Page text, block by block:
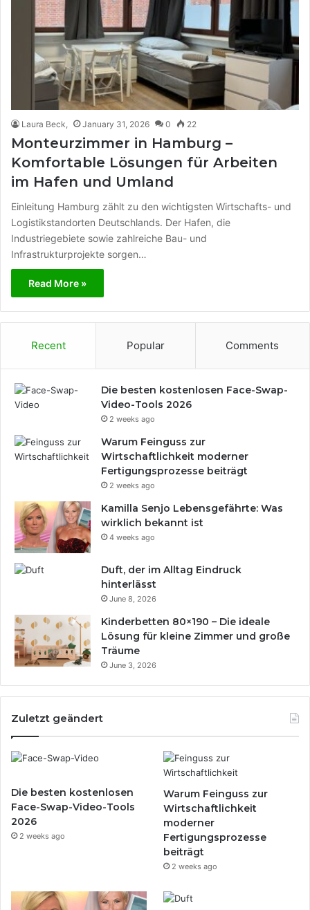
Laura Beck, January 31, 2026 0 22
Monteurzimmer in Hamburg –
Komfortable Lösungen für Arbeiten
im Hafen und Umland
Einleitung Hamburg zählt zu den wichtigsten Wirtschafts- und
Logistikstandorten Deutschlands. Der Hafen, die
Industriegebiete sowie zahlreiche Bau- und
Infrastrukturprojekte sorgen…
Read More »
Recent Popular Comments
Die besten kostenlosen Face-Swap-
Video-Tools 2026
2 weeks ago
Warum Feinguss zur
Wirtschaftlichkeit moderner
Fertigungsprozesse beiträgt
2 weeks ago
Kamilla Senjo Lebensgefährte: Was
wirklich bekannt ist
4 weeks ago
Duft, der im Alltag Eindruck
hinterlässt
June 8, 2026
Kinderbetten 80×190 – Die ideale
Lösung für kleine Zimmer und große
Träume
June 3, 2026
Zuletzt geändert
Die besten kostenlosen
Face-Swap-Video-Tools
2026
2 weeks ago
Warum Feinguss zur
Wirtschaftlichkeit
moderner
Fertigungsprozesse
beiträgt
2 weeks ago